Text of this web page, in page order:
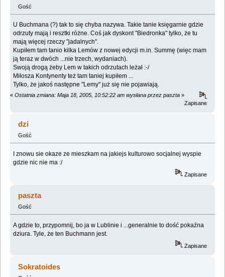
Gość
U Buchmana (?) tak to się chyba nazywa. Takie tanie księgarnie gdzie
odrzuty mają i resztki różne. Coś jak dyskont "Biedronka" tylko, że tu
mają więcej rzeczy "jadalnych".
Kupiłem tam tanio kilka Lemów z nowej edycji m.in. Summę (więc mam
ją teraz w dwóch ...nie trzech, wydaniach).
Swoją drogą żeby Lem w takich odrzutach leżał :-/
Miłosza Kontynenty też tam taniej kupiłem ...
Tylko, że jakoś następne "Lemy" już się nie pojawiają.
« Ostatnia zmiana: Maja 18, 2005, 10:52:22 am wysłana przez paszta »
Zapisane
dzi
Gość
I znowu sie okaze ze mieszkam na jakiejs kulturowo socjalnej wyspie
gdzie nic nie ma :/
Zapisane
paszta
Gość
A gdzie to, przypomnij, bo ja w Lublinie i ...generalnie to dość pokaźna
dziura. Tyle, że ten Buchmann jest.
Zapisane
Sokratoides